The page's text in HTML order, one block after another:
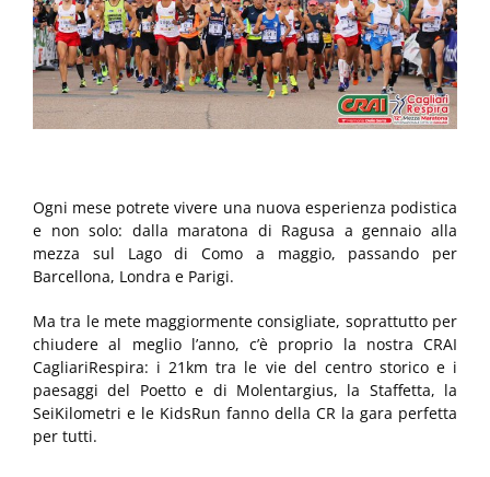
Ogni mese potrete vivere una nuova esperienza podistica
e non solo: dalla maratona di Ragusa a gennaio alla
mezza sul Lago di Como a maggio, passando per
Barcellona, Londra e Parigi.
Ma tra le mete maggiormente consigliate, soprattutto per
chiudere al meglio l’anno, c’è proprio la nostra CRAI
CagliariRespira: i 21km tra le vie del centro storico e i
paesaggi del Poetto e di Molentargius, la Staffetta, la
SeiKilometri e le KidsRun fanno della CR la gara perfetta
per tutti.